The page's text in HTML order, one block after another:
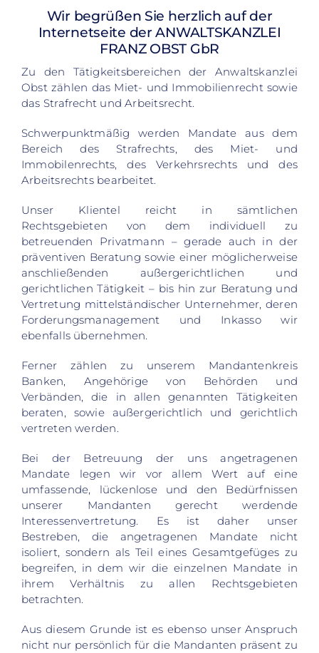
Wir begrüßen Sie herzlich auf der
Internetseite der ANWALTSKANZLEI
FRANZ OBST GbR
Zu den Tätigkeitsbereichen der Anwaltskanzlei
Obst zählen das Miet- und Immobilienrecht sowie
das Strafrecht und Arbeitsrecht.
​Schwerpunktmäßig werden Mandate aus dem
Bereich des Strafrechts, des Miet- und
Immobilenrechts, des Verkehrsrechts und des
Arbeitsrechts bearbeitet.
Unser Klientel reicht in sämtlichen
Rechtsgebieten von dem individuell zu
betreuenden Privatmann – gerade auch in der
präventiven Beratung sowie einer möglicherweise
anschließenden außergerichtlichen und
gerichtlichen Tätigkeit – bis hin zur Beratung und
Vertretung mittelständischer Unternehmer, deren
Forderungsmanagement und Inkasso wir
ebenfalls übernehmen.
Ferner zählen zu unserem Mandantenkreis
Banken, Angehörige von Behörden und
Verbänden, die in allen genannten Tätigkeiten
beraten, sowie außergerichtlich und gerichtlich
vertreten werden.
Bei der Betreuung der uns angetragenen
Mandate legen wir vor allem Wert auf eine
umfassende, lückenlose und den Bedürfnissen
unserer Mandanten gerecht werdende
Interessenvertretung. Es ist daher unser
Bestreben, die angetragenen Mandate nicht
isoliert, sondern als Teil eines Gesamtgefüges zu
begreifen, in dem wir die einzelnen Mandate in
ihrem Verhältnis zu allen Rechtsgebieten
betrachten.
Aus diesem Grunde ist es ebenso unser Anspruch
nicht nur persönlich für die Mandanten präsent zu